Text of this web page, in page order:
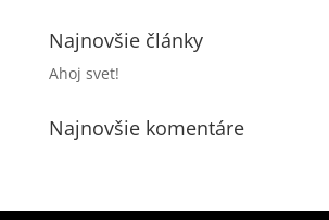
Najnovšie články
Ahoj svet!
Najnovšie komentáre